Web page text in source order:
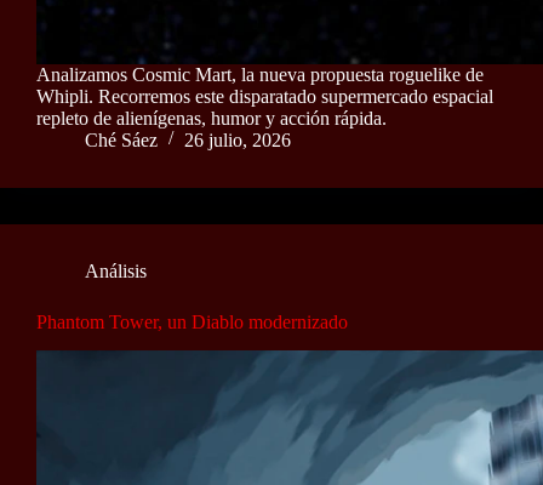
Analizamos Cosmic Mart, la nueva propuesta roguelike de
Whipli. Recorremos este disparatado supermercado espacial
repleto de alienígenas, humor y acción rápida.
Ché Sáez
26 julio, 2026
Análisis
Phantom Tower, un Diablo modernizado